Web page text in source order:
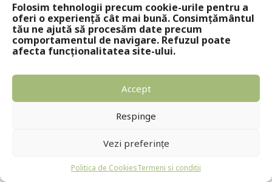
Folosim tehnologii precum cookie-urile pentru a
oferi o experiență cât mai bună. Consimțământul
tău ne ajută să procesăm date precum
comportamentul de navigare. Refuzul poate
afecta funcționalitatea site-ului.
Accept
Respinge
Vezi preferințe
Politica de CookiesTermeni si conditii
Copyright © 2024 - Editura Solomon